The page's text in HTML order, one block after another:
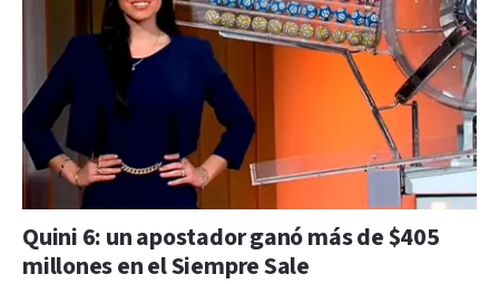
Quini 6: un apostador ganó más de $405
millones en el Siempre Sale